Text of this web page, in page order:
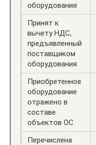
оборудования
Принят к
вычету НДС,
предъявленный
поставщиком
оборудования
Приобретенное
оборудование
отражено в
составе
объектов ОС
Перечислена